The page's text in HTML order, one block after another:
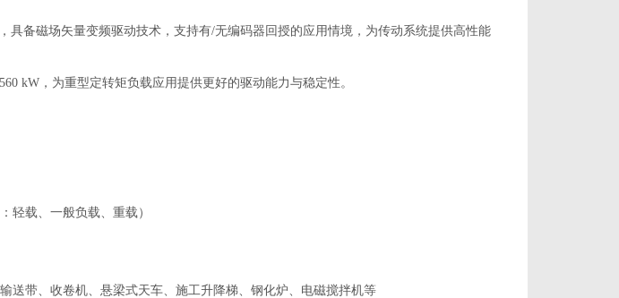
备磁场矢量变频驱动技术，支持有/无编码器回授的应用情境，为传动系统提供高性能
kW，为重型定转矩负载应用提供更好的驱动能力与稳定性。
轻载、一般负载、重载）
送带、收卷机、悬梁式天车、施工升降梯、钢化炉、 电磁搅拌机等